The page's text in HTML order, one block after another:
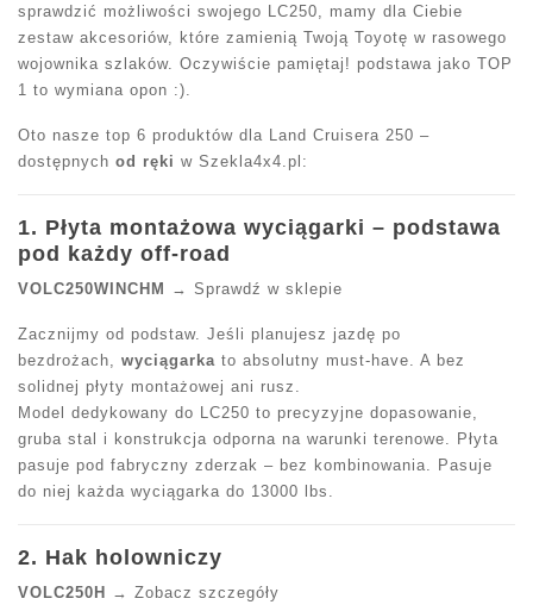
sprawdzić możliwości swojego LC250, mamy dla Ciebie
zestaw akcesoriów, które zamienią Twoją Toyotę w rasowego
wojownika szlaków. Oczywiście pamiętaj! podstawa jako TOP
1 to wymiana opon :).
Oto nasze top 6 produktów dla Land Cruisera 250 –
dostępnych od ręki w Szekla4x4.pl:
1. Płyta montażowa wyciągarki – podstawa
pod każdy off-road
VOLC250WINCHM → Sprawdź w sklepie
Zacznijmy od podstaw. Jeśli planujesz jazdę po
bezdrożach, wyciągarka to absolutny must-have. A bez
solidnej płyty montażowej ani rusz.
Model dedykowany do LC250 to precyzyjne dopasowanie,
gruba stal i konstrukcja odporna na warunki terenowe. Płyta
pasuje pod fabryczny zderzak – bez kombinowania. Pasuje
do niej każda wyciągarka do 13000 lbs.
2. Hak holowniczy
VOLC250H → Zobacz szczegóły